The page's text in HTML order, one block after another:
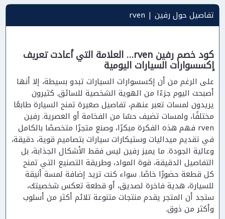
تفاصيل حول رفين | rven
كود خصم رفين rven… العلامة التي أعادت تعريف
إكسسوارات السيارات اليومية
على الرغم من أن إكسسوارات السيارات تبدو بسيطة، إلا أنها
أصبحت اليوم جزءًا من الهوية الشخصية للسائق. كثيرون
يريدون لمسات تعبر عنهم، تفاصيل صغيرة تمنح السيارة طابعًا
مختلفًا، ولمسات تضيف حسًا من الفخامة أو العصرية. رفين
rven فهم هذه الفكرة مبكرًا، وصنع متجرًا متخصصًا بالكامل
في تقديم ميداليات وستيكارات سيارات بتصاميم قوية، دقيقة،
وعالية الجودة. ما يميز رفين ليس فقط الأشكال الجذابة، بل
التفاصيل الدقيقة، قوة المواد، وطريقة التصنيع التي تمنح
كل قطعة حضورًا خاصًا. سواء كنت تريد إضافة لمسة أنيقة
للسيارة، هدية فاخرة لصديق، أو قطعة تعكس شخصيتك،
ستجد أن المتجر يقدم منتجات متنوعة تلائم أكثر من أسلوب
وأكثر من ذوق.